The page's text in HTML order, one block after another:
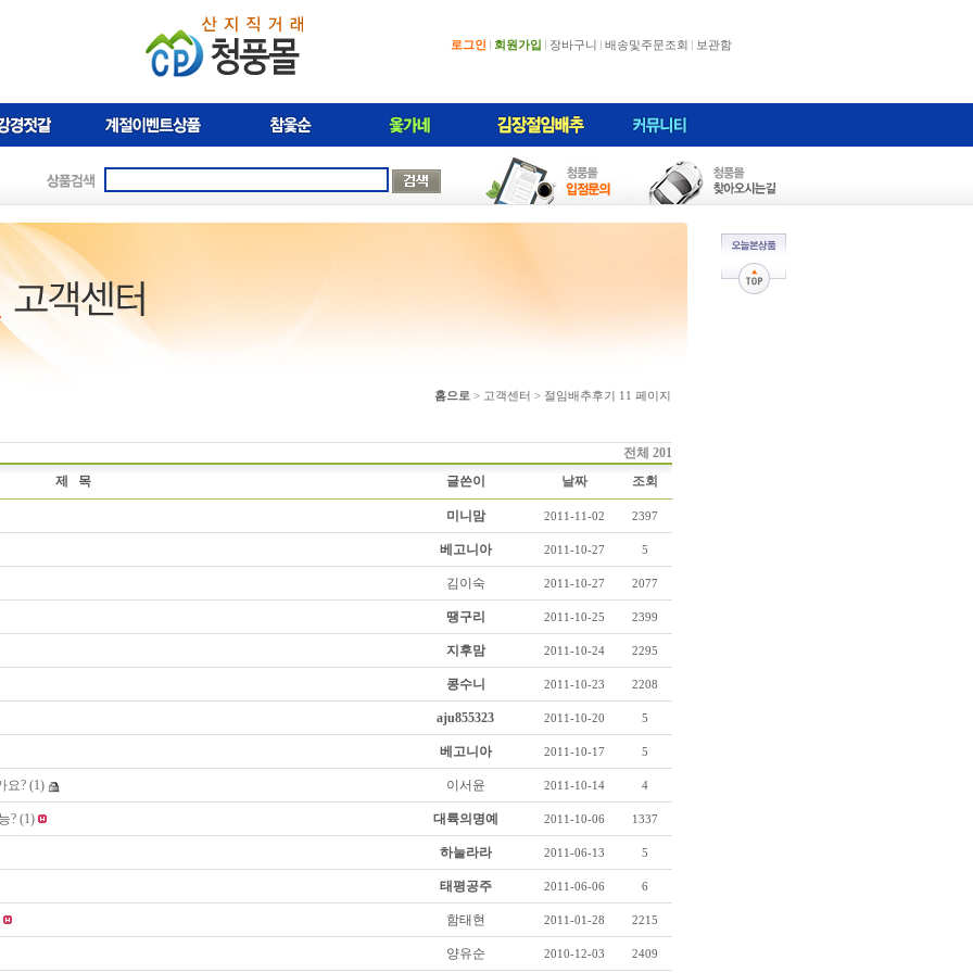
로그인 회원가입 장바구니 배송및주문조회 보관함
홈으로 > 고객센터 > 절임배추후기 11 페이지
전체 201
제 목
글쓴이 날짜 조회
미니맘 2011-11-02 2397
베고니아 2011-10-27 5
김이숙 2011-10-27 2077
땡구리 2011-10-25 2399
지후맘 2011-10-24 2295
콩수니 2011-10-23 2208
aju855323 2011-10-20 5
베고니아 2011-10-17 5
요? (1) 이서윤 2011-10-14 4
? (1) 대륙의명예 2011-10-06 1337
하눌라라 2011-06-13 5
태평공주 2011-06-06 6
함태현 2011-01-28 2215
양유순 2010-12-03 2409